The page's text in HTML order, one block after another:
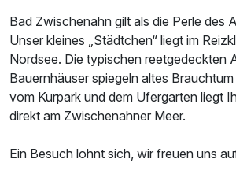
Zusatznächte
Für 4 Tage
Bad Zwischenahn gilt als die Perle des
Unser kleines „Städtchen“ liegt im
Nordsee. Die typischen reetgedeckten
Bauernhäuser spiegeln altes
vom Kurpark und dem Ufergarten liegt
direkt am Zwischenahner Meer.
Ein Besuch lohnt sich, wir freuen uns